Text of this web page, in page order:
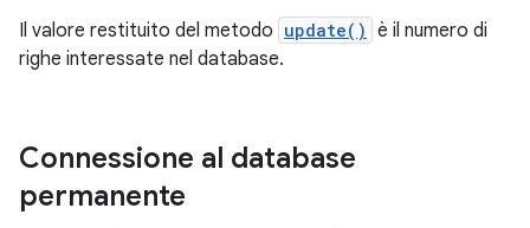
Il valore restituito del metodo update() è il numero di
righe interessate nel database.
Connessione al database
permanente